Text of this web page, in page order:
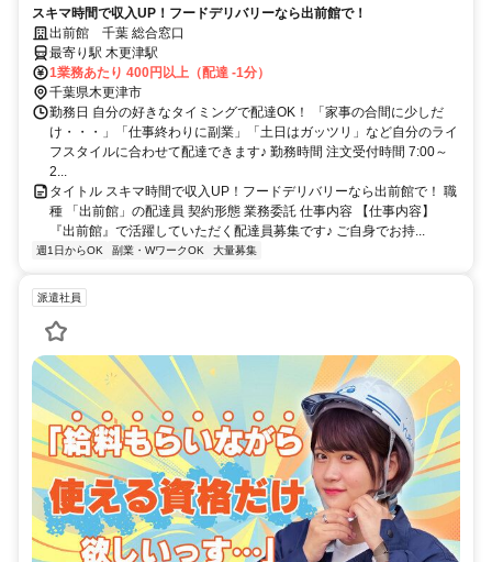
スキマ時間で収入UP！フードデリバリーなら出前館で！
出前館 千葉 総合窓口
最寄り駅 木更津駅
1業務あたり 400円以上（配達 -1分）
千葉県木更津市
勤務日 自分の好きなタイミングで配達OK！ 「家事の合間に少しだ
け・・・」「仕事終わりに副業」「土日はガッツリ」など自分のライ
フスタイルに合わせて配達できます♪ 勤務時間 注文受付時間 7:00～
2...
タイトル スキマ時間で収入UP！フードデリバリーなら出前館で！ 職
種 「出前館」の配達員 契約形態 業務委託 仕事内容 【仕事内容】
『出前館』で活躍していただく配達員募集です♪ ご自身でお持...
週1日からOK 副業・WワークOK 大量募集
派遣社員